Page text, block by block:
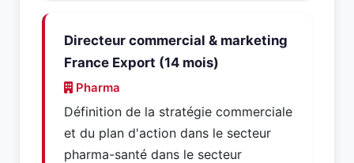
Directeur commercial & marketing
France Export (14 mois)
Pharma
Définition de la stratégie commerciale
et du plan d'action dans le secteur
pharma-santé dans le secteur